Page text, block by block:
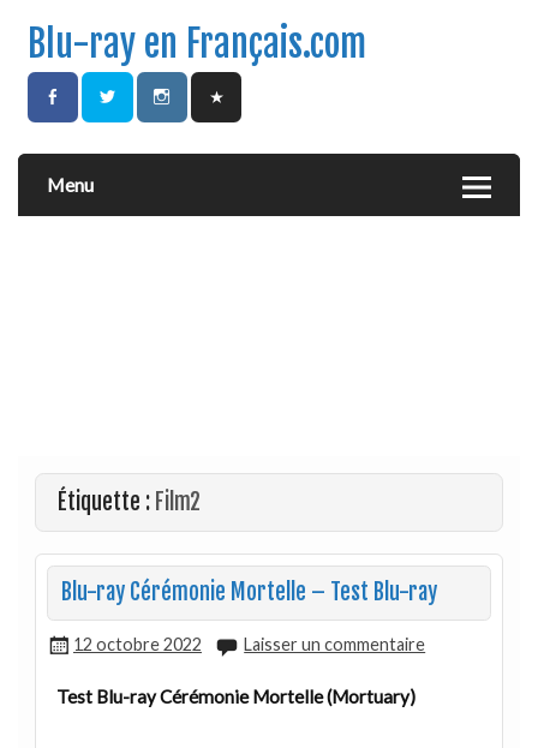
Blu-ray en Français.com
Menu
Étiquette : Film2
Blu-ray Cérémonie Mortelle – Test Blu-ray
12 octobre 2022 Laisser un commentaire
Test Blu-ray Cérémonie Mortelle (Mortuary)